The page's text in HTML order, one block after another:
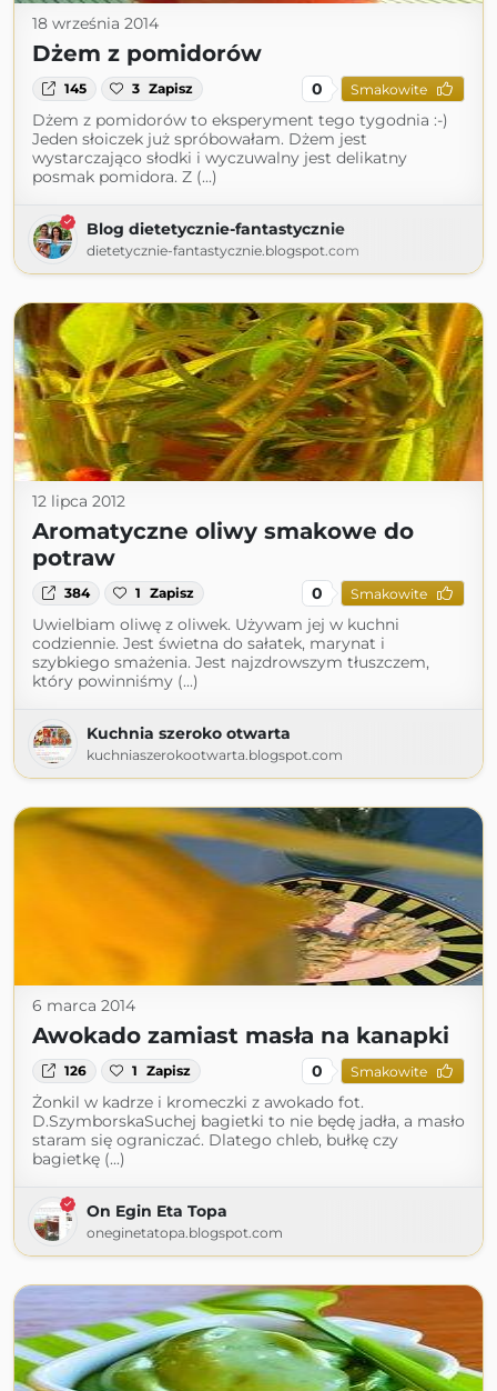
18 września 2014
Dżem z pomidorów
145 3 Zapisz 0 Smakowite
Dżem z pomidorów to eksperyment tego tygodnia :-)
Jeden słoiczek już spróbowałam. Dżem jest
wystarczająco słodki i wyczuwalny jest delikatny
posmak pomidora. Z (...)
Blog dietetycznie-fantastycznie
dietetycznie-fantastycznie.blogspot.com
12 lipca 2012
Aromatyczne oliwy smakowe do
potraw
384 1 Zapisz 0 Smakowite
Uwielbiam oliwę z oliwek. Używam jej w kuchni
codziennie. Jest świetna do sałatek, marynat i
szybkiego smażenia. Jest najzdrowszym tłuszczem,
który powinniśmy (...)
Kuchnia szeroko otwarta
kuchniaszerokootwarta.blogspot.com
6 marca 2014
Awokado zamiast masła na kanapki
126 1 Zapisz 0 Smakowite
Żonkil w kadrze i kromeczki z awokado fot.
D.SzymborskaSuchej bagietki to nie będę jadła, a masło
staram się ograniczać. Dlatego chleb, bułkę czy
bagietkę (...)
On Egin Eta Topa
oneginetatopa.blogspot.com